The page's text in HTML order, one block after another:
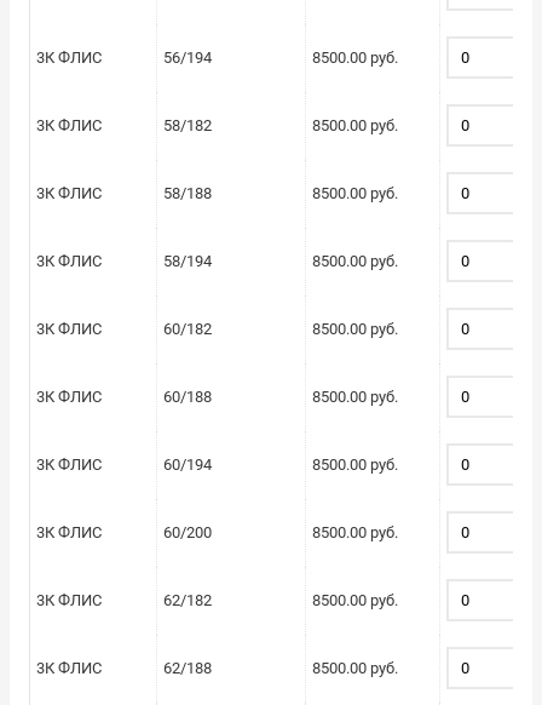
3К ФЛИС 56/194 8500.00 руб.
3К ФЛИС 58/182 8500.00 руб.
3К ФЛИС 58/188 8500.00 руб.
3К ФЛИС 58/194 8500.00 руб.
3К ФЛИС 60/182 8500.00 руб.
3К ФЛИС 60/188 8500.00 руб.
3К ФЛИС 60/194 8500.00 руб.
3К ФЛИС 60/200 8500.00 руб.
3К ФЛИС 62/182 8500.00 руб.
3К ФЛИС 62/188 8500.00 руб.